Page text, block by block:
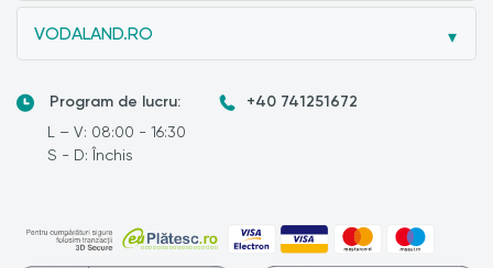
VODALAND.RO
Program de lucru:
L – V: 08:00 - 16:30
S - D: Închis
+40 741251672